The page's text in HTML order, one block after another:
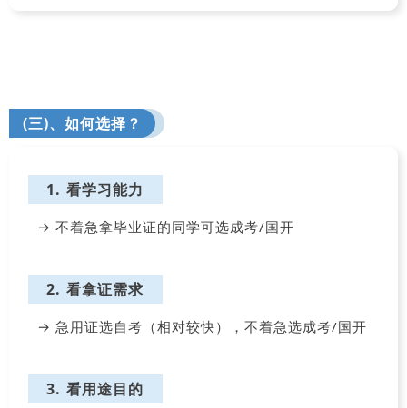
(三)、如何选择？
1. 看学习能力
→ 不着急拿毕业证的同学可选成考/国开
2. 看拿证需求
→ 急用证选自考（相对较快），不着急选成考/国开
3. 看用途目的